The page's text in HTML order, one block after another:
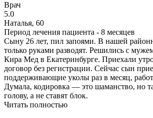
Врач
5.0
Наталья, 60
Период лечения пациента - 8 месяцев
Сыну 26 лет, пил запоями. В нашей
только руками разводят. Решились с
Кира Мед в Екатеринбурге. Приехали
договор без регистрации. Сейчас сын
поддерживающие уколы раз в месяц,
Думала, кодировка — это шаманство, но
голову, а не ставят блок.
Читать полностью